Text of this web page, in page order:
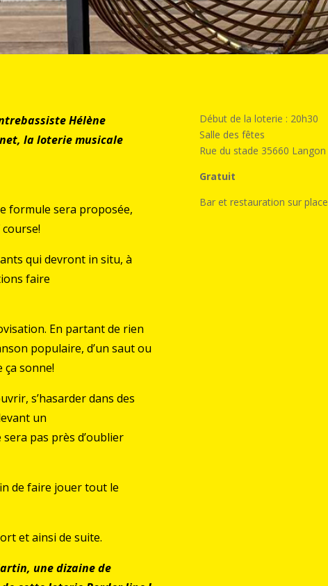
Hélène
la loterie musicale
formule sera proposée,
qui devront in situ, à
faire
En partant de rien
populaire, d’un saut ou
ça sonne!
s’hasarder dans des
un
pas près d’oublier
de faire jouer tout le
et ainsi de suite.
une dizaine de
Début de la loterie : 20h30
Salle des fêtes
Rue du stade 35660 Langon
Gratuit
Bar et restauration sur place